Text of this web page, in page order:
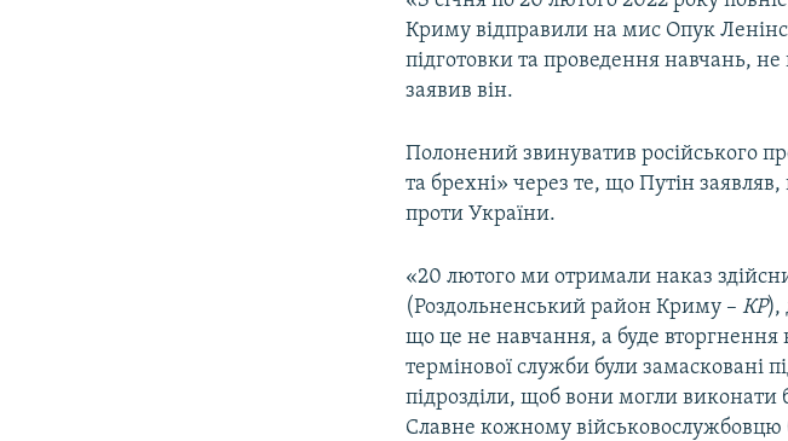
Криму відправили на мис Опук
підготовки та проведення навчань,
заявив він.
Полонений звинуватив російського
та брехні» через те, що Путін
проти України.
«20 лютого ми отримали наказ
(Роздольненський район Криму –КР),
що це не навчання, а буде вторгнення
термінової служби були замасковані
підрозділи, щоб вони могли виконати
Славне кожному військовослужбовцю